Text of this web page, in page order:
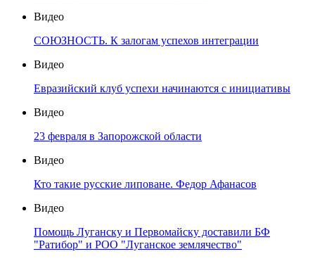
Видео
СОЮЗНОСТЬ. К залогам успехов интеграции
Видео
Евразийский клуб успехи начинаются с инициативы
Видео
23 февраля в Запорожской области
Видео
Кто такие русские липоване. Федор Афанасов
Видео
Помощь Луганску и Первомайску доставили БФ
"Ратибор" и РОО "Луганское землячество"